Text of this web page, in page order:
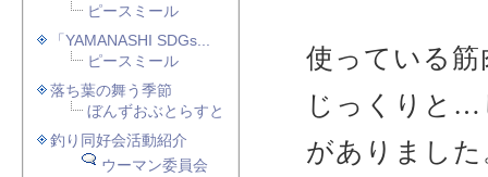
使っている
じっくりと…
がありました
ピースミール
「YAMANASHI SDGs...
ピースミール
落ち葉の舞う季節
ぼんずおぶとらすと
釣り同好会活動紹介
ウーマン委員会